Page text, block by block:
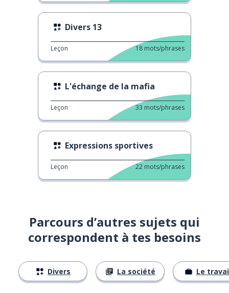
Divers 13
Leçon 18 mots/phrases
L'échange de la mafia
Leçon 33 mots/phrases
Expressions sportives
Leçon 22 mots/phrases
Parcours d’autres sujets qui
correspondent à tes besoins
Divers La société Le